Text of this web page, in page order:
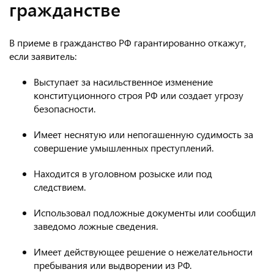
гражданстве
В приеме в гражданство РФ гарантированно откажут,
если заявитель:
Выступает за насильственное изменение
конституционного строя РФ или создает угрозу
безопасности.
Имеет неснятую или непогашенную судимость за
совершение умышленных преступлений.
Находится в уголовном розыске или под
следствием.
Использовал подложные документы или сообщил
заведомо ложные сведения.
Имеет действующее решение о нежелательности
пребывания или выдворении из РФ.